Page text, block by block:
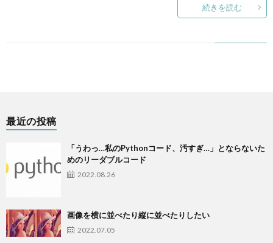
続きを読む
最近の投稿
「うわっ…私のPythonコード、汚すぎ…」とならないた
めのリーダブルコード
2022.08.26
画像を横に並べたり縦に並べたりしたい
2022.07.05